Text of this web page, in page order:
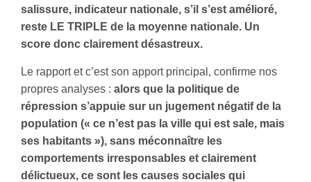
salissure, indicateur nationale, s’il s’est amélioré,
reste LE TRIPLE de la moyenne nationale. Un
score donc clairement désastreux.
Le rapport et c’est son apport principal, confirme nos
propres analyses : alors que la politique de
répression s’appuie sur un jugement négatif de la
population (« ce n’est pas la ville qui est sale, mais
ses habitants »), sans méconnaître les
comportements irresponsables et clairement
délictueux, ce sont les causes sociales qui